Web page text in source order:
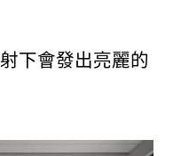
下會發出亮麗的